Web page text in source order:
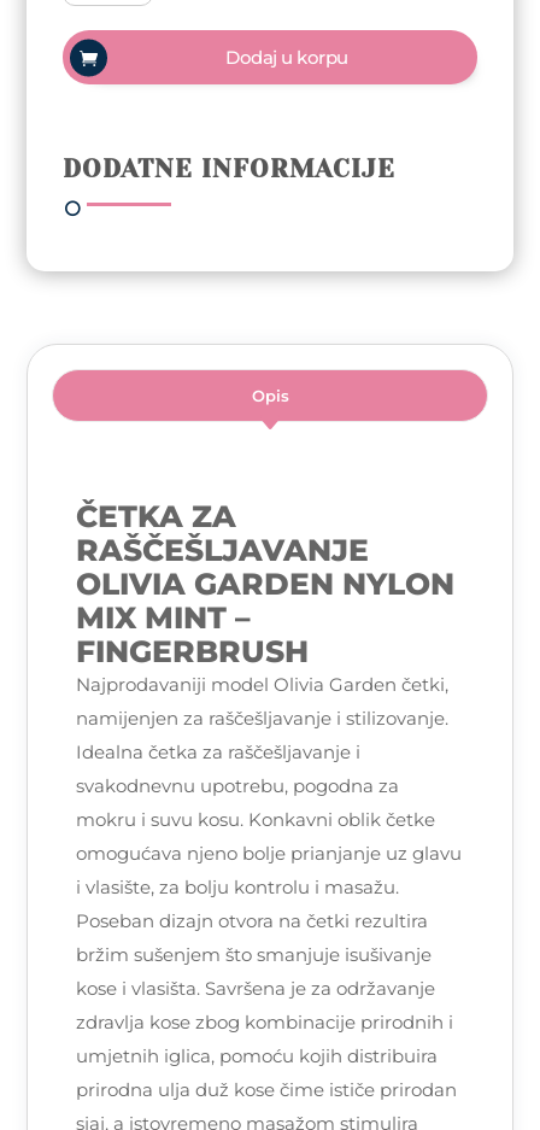
raščešljavanje
Olivia
Garden
Nylon
Fingerbrush
Dodaj u korpu
DODATNE INFORMACIJE
Opis
ČETKA ZA
RAŠČEŠLJAVANJE
OLIVIA GARDEN NYLON
MIX MINT –
FINGERBRUSH
Najprodavaniji model Olivia Garden četki,
namijenjen za raščešljavanje i stilizovanje.
Idealna četka za raščešljavanje i
svakodnevnu upotrebu, pogodna za
mokru i suvu kosu. Konkavni oblik četke
omogućava njeno bolje prianjanje uz glavu
i vlasište, za bolju kontrolu i masažu.
Poseban dizajn otvora na četki rezultira
bržim sušenjem što smanjuje isušivanje
kose i vlasišta. Savršena je za održavanje
zdravlja kose zbog kombinacije prirodnih i
umjetnih iglica, pomoću kojih distribuira
prirodna ulja duž kose čime ističe prirodan
sjaj, a istovremeno masažom stimulira